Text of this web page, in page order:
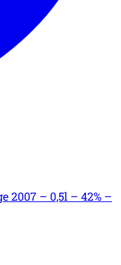
2007 – 0,5l – 42% –